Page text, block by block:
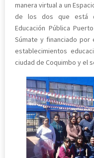
manera virtual a un
de los dos que está
Educación Pública
Súmate y financiado por
establecimientos
ciudad de Coquimbo y el